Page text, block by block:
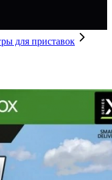
для приставок